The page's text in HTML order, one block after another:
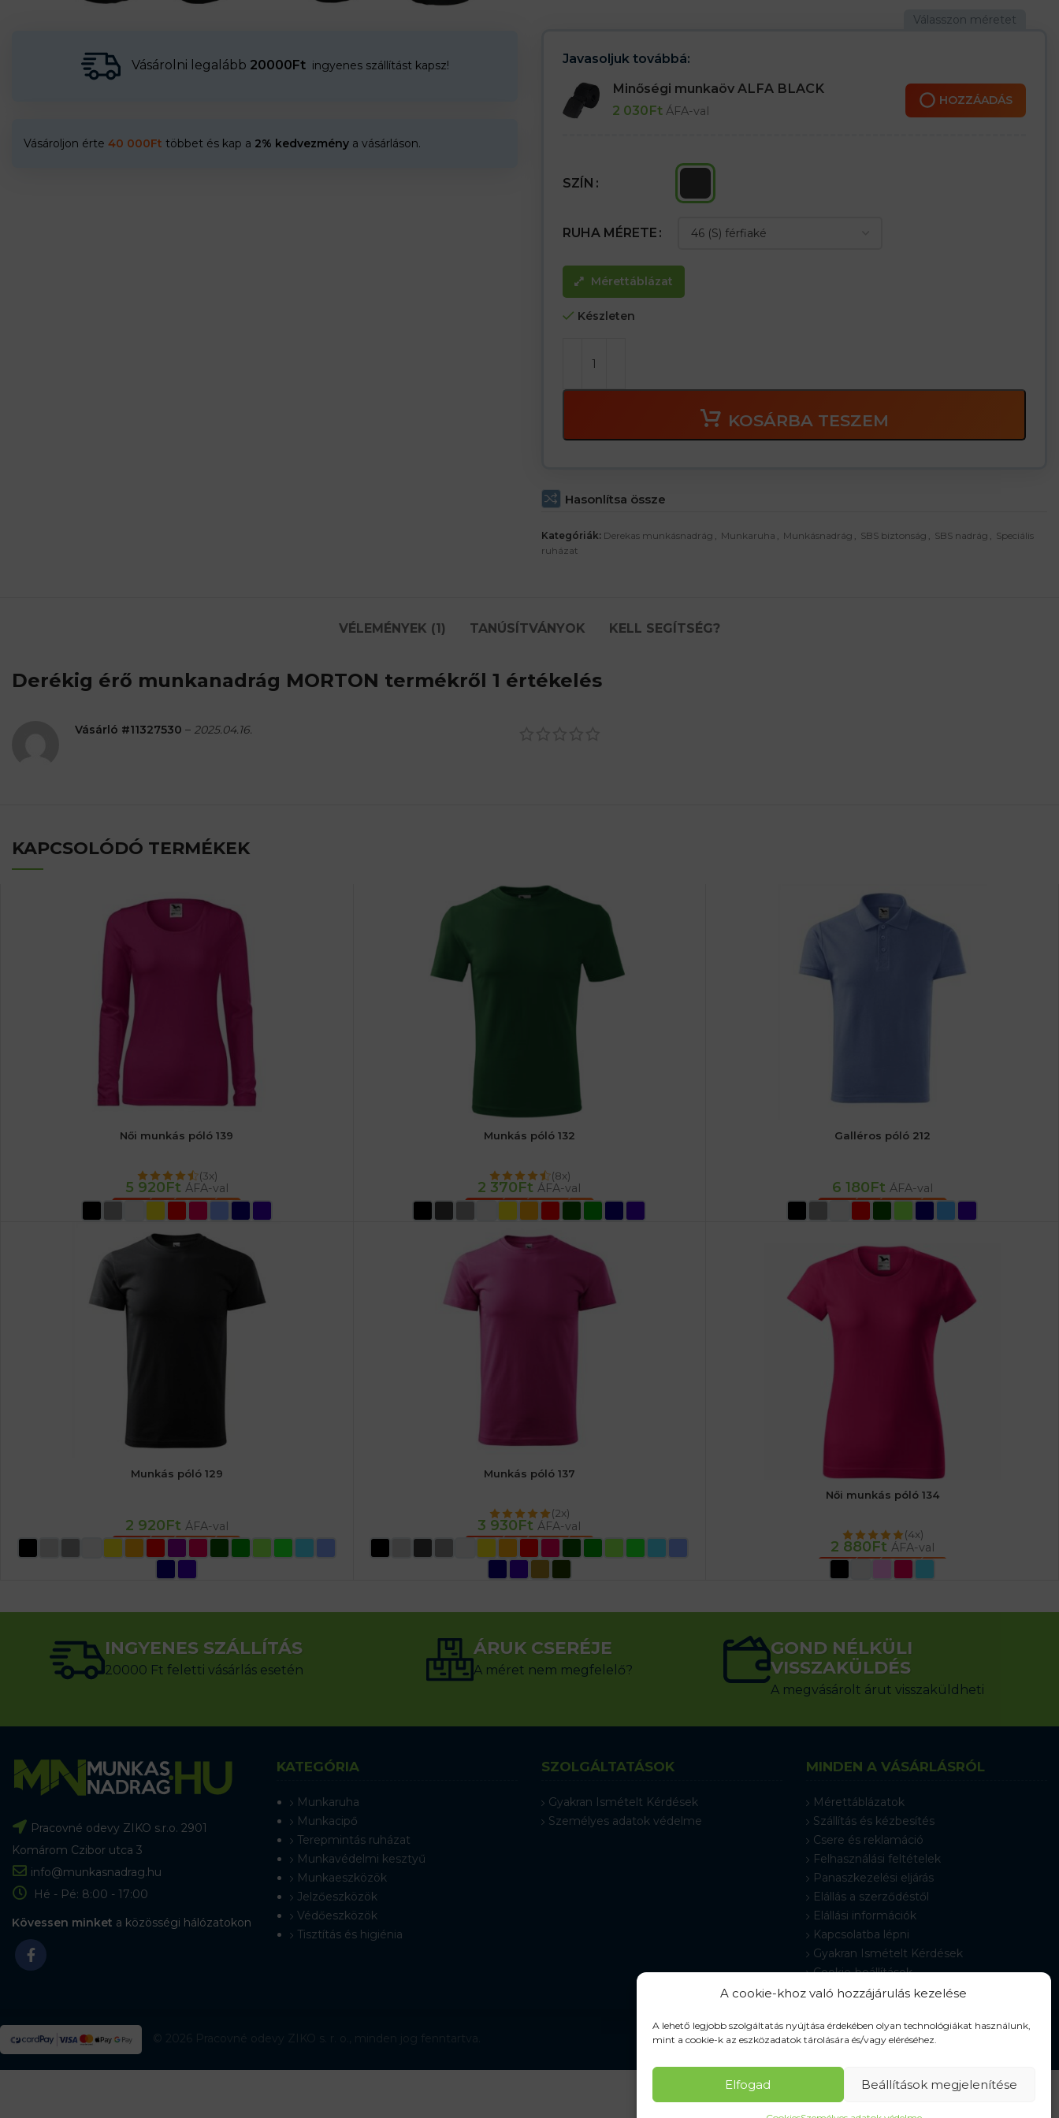
A cookie-khoz való hozzájárulás kezelése
A lehető legjobb szolgáltatás nyújtása érdekében olyan technológiákat használunk,
mint a cookie-k az eszközadatok tárolására és/vagy eléréséhez.
Elfogad Beállítások megjelenítése
Vásárolni legalább 20000Ft ingyenes szállítást kapsz!
Vásároljon érte 40 000Ft többet és kap a 2% kedvezmény a vásárláson.
– A jobb lábon egy keskeny zseb a tartozékoknak, például tollnak, és egy azonosítónak
– Az oldalsó részeken lévő rugalmas szalagok növelik a mozgás szabadságát
– Kulcstartó
– Káros anyagokra tesztelve az OEKO-TEX® Standard 100 szerint
Javasoljuk továbbá:
Minőségi munkaöv ALFA BLACK
2 030Ft ÁFA-val
HOZZÁADÁS
SZÍN
RUHA MÉRETE
Mérettáblázat
Készleten
KOSÁRBA TESZEM
Hasonlítsa össze
Kategóriák: Derekas munkásnadrág , Munkaruha , Munkásnadrág , SBS biztonság , SBS nadrág , Speciális
ruházat
VÉLEMÉNYEK (1) TANÚSÍTVÁNYOK KELL SEGÍTSÉG?
Derékig érő munkanadrág MORTON termékről 1 értékelés
Vásárló #11327530 – 2025.04.16.
KAPCSOLÓDÓ TERMÉKEK
Női munkás póló 139
(3x)
5 920Ft ÁFA-val
OPCIÓK VÁLASZTÁSA
Munkás póló 132
(8x)
2 370Ft ÁFA-val
OPCIÓK VÁLASZTÁSA
Galléros póló 212
6 180Ft ÁFA-val
OPCIÓK VÁLASZTÁSA
Munkás póló 129
2 920Ft ÁFA-val
OPCIÓK VÁLASZTÁSA
Munkás póló 137
(2x)
3 930Ft ÁFA-val
OPCIÓK VÁLASZTÁSA
Női munkás póló 134
(4x)
2 880Ft ÁFA-val
OPCIÓK VÁLASZTÁSA
INGYENES SZÁLLÍTÁS
20000 Ft feletti vásárlás esetén
ÁRUK CSERÉJE
A méret nem megfelelő?
GOND NÉLKÜLI
VISSZAKÜLDÉS
A megvásárolt árut visszaküldheti
Pracovné odevy ZIKO s.r.o. 2901
Komárom Czibor utca 3
info@munkasnadrag.hu
Hé - Pé: 8:00 - 17:00
Kövessen minket a közösségi hálózatokon
KATEGÓRIA
Munkaruha
Munkacipő
Terepmintás ruházat
Munkavédelmi kesztyű
Munkaeszközök
Jelzőeszközök
Védőeszközök
Tisztítás és higiénia
SZOLGÁLTATÁSOK
Gyakran Ismételt Kérdések
Személyes adatok védelme
MINDEN A VÁSÁRLÁSRÓL
Mérettáblázatok
Szállítás és kézbesítés
Csere és reklamáció
Felhasználási feltételek
Panaszkezelési eljárás
Elállás a szerződéstől
Elállási információk
Kapcsolatba lépni
Gyakran Ismételt Kérdések
Cookie-beállítások